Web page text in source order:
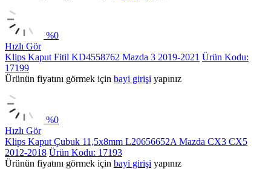
%0
Hızlı Gör
Klips Kaput Fitil KD4558762 Mazda 3 2019-2021 Ürün Kodu:
17199
Ürünün fiyatını görmek için bayi girişi yapınız
%0
Hızlı Gör
Klips Kaput Çubuk 11,5x8mm L20656652A Mazda CX3 CX5
2012-2018 Ürün Kodu: 17193
Ürünün fiyatını görmek için bayi girişi yapınız